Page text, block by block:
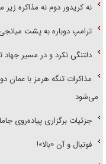
نه کریدور دوم نه مذاکره زیر
ترامپ دوباره به پشت
دلتنگی نکرد و در مسیر جهاد
مذاکرات تنگه هرمز با عمان
می‌شود
جزئیات برگزاری پیاده‌روی
فوتبال و آن «بالا»!